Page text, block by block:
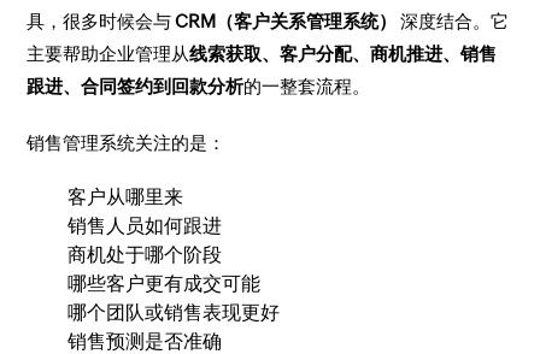
具，很多时候会与CRM（客户关系管理系统）
深度结合。它
主要帮助企业管理从线索获取、客户分配、商机推进、销售
跟进、合同签约到回款分析的一整套流程。
销售管理系统关注的是：
客户从哪里来
销售人员如何跟进
商机处于哪个阶段
哪些客户更有成交可能
哪个团队或销售表现更好
销售预测是否准确